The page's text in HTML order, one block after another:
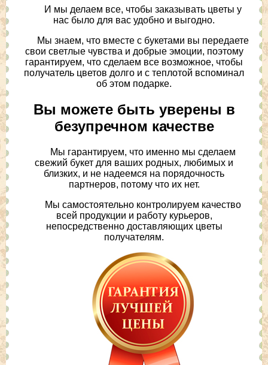
И мы делаем все, чтобы заказывать цветы у
нас было для вас удобно и выгодно.
Мы знаем, что вместе с букетами вы передаете
свои светлые чувства и добрые эмоции, поэтому
гарантируем, что сделаем все возможное, чтобы
получатель цветов долго и с теплотой вспоминал
об этом подарке.
Вы можете быть уверены в
безупречном качестве
Мы гарантируем, что именно мы сделаем
свежий букет для ваших родных, любимых и
близких, и не надеемся на порядочность
партнеров, потому что их нет.
Мы самостоятельно контролируем качество
всей продукции и работу курьеров,
непосредственно доставляющих цветы
получателям.